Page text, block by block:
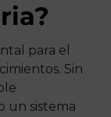
para el
Sin
un sistema